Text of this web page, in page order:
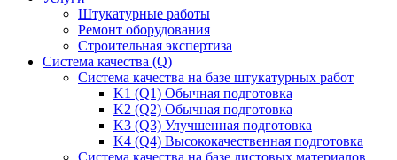
Штукатурные работы
Ремонт оборудования
Строительная экспертиза
Система качества (Q)
Система качества на базе штукатурных работ
K1 (Q1) Обычная подготовка
K2 (Q2) Обычная подготовка
K3 (Q3) Улучшенная подготовка
K4 (Q4) Высококачественная подготовка
Система качества на базе листовых материалов